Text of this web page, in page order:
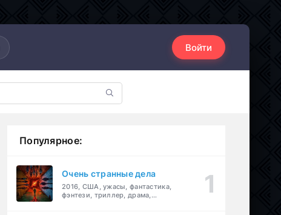
Войти
Популярное:
Очень странные дела
2016, США, ужасы, фантастика,
фэнтези, триллер, драма,